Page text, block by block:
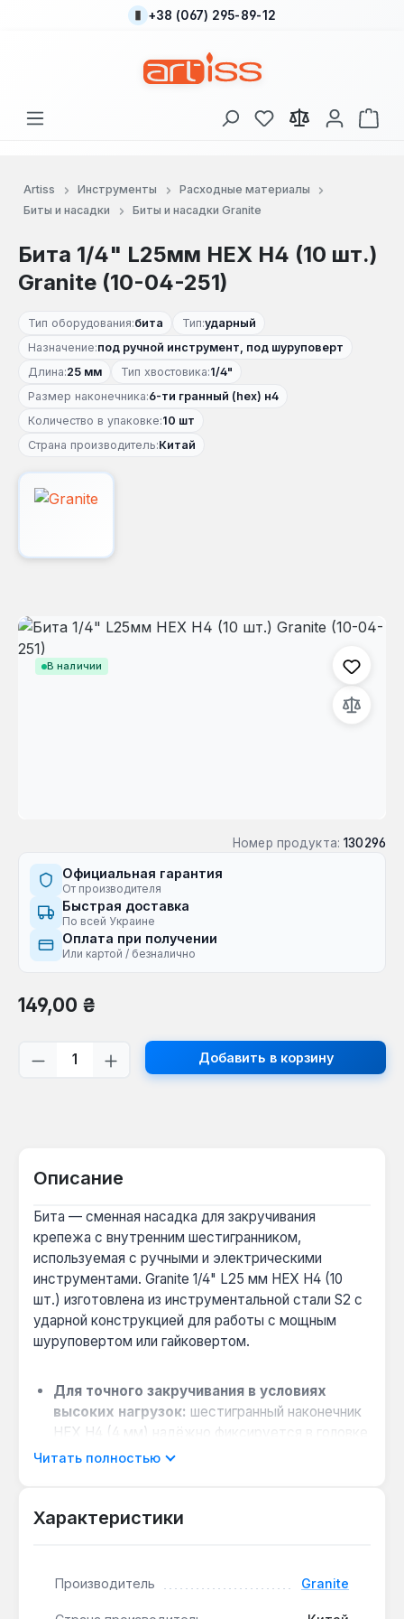
Перейти к основному содержанию
+38 (067) 295-89-12
У вас есть товары
В
Artiss Инструменты
Расходные материалы
Биты и насадки
Биты и насадки Granite
Бита 1/4" L25мм HEX Н4 (10 шт.)
Granite (10-04-251)
Тип оборудования:бита Тип:ударный
Назначение:под ручной инструмент, под шуруповерт
Длина:25 мм Тип хвостовика:1/4"
Размер наконечника:6-ти гранный (hex) н4
Количество в упаковке:10 шт
Страна производитель:Китай
В наличии
Пропустить галерею изображений
Номер продукта: 130296
Официальная гарантия
От производителя
Быстрая доставка
По всей Украине
Оплата при получении
Или картой / безналично
Обычная цена:
149,00 ₴
Количество продукта: введите
Добавить в корзину
Описание
Бита — сменная насадка для закручивания
крепежа с внутренним шестигранником,
используемая с ручными и электрическими
инструментами. Granite 1/4" L25 мм HEX H4 (10
шт.) изготовлена из инструментальной стали S2 с
ударной конструкцией для работы с мощным
шуруповертом или гайковертом.
Для точного закручивания в условиях
высоких нагрузок: шестигранный наконечник
HEX H4 (4 мм) надёжно фиксируется в головке
винта, исключая срыв граней при затяжке.
соединений в узких или глубоких отверстиях,
10 одинаковых бит обеспечивает запас при
Читать полностью
Характеристики
Производитель Granite